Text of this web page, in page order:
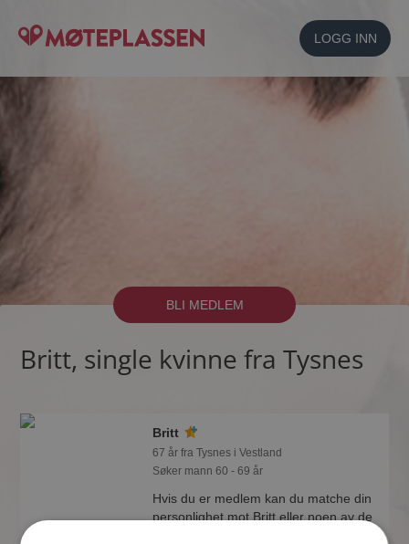
LOGG INN
BLI MEDLEM
Britt, single kvinne fra Tysnes
Britt
67 år fra Tysnes i Vestland
Søker mann 60 - 69 år
Hvis du er medlem kan du matche din
personlighet mot Britt eller noen av de